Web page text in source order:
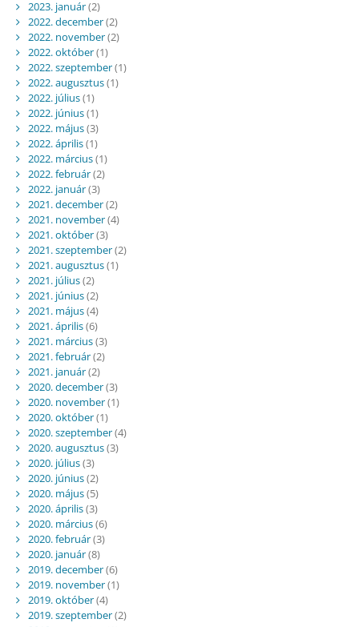
2023. január(2)
2022. december(2)
2022. november(2)
2022. október(1)
2022. szeptember(1)
2022. augusztus(1)
2022. július(1)
2022. június(1)
2022. május(3)
2022. április(1)
2022. március(1)
2022. február(2)
2022. január(3)
2021. december(2)
2021. november(4)
2021. október(3)
2021. szeptember(2)
2021. augusztus(1)
2021. július(2)
2021. június(2)
2021. május(4)
2021. április(6)
2021. március(3)
2021. február(2)
2021. január(2)
2020. december(3)
2020. november(1)
2020. október(1)
2020. szeptember(4)
2020. augusztus(3)
2020. július(3)
2020. június(2)
2020. május(5)
2020. április(3)
2020. március(6)
2020. február(3)
2020. január(8)
2019. december(6)
2019. november(1)
2019. október(4)
2019. szeptember(2)